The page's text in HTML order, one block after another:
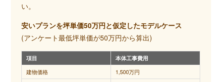
い。
安いプランを坪単価50万円と仮定したモデルケース
(アンケート最低坪単価が50万円から算出)
項目
本体工事費用
建物価格
1,500万円